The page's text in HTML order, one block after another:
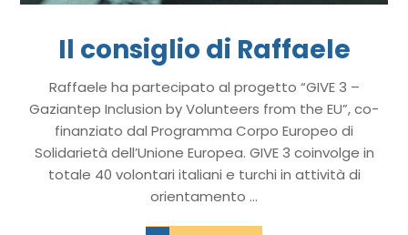
Il consiglio di Raffaele
Raffaele ha partecipato al progetto “GIVE 3 –
Gaziantep Inclusion by Volunteers from the EU”, co-
finanziato dal Programma Corpo Europeo di
Solidarietà dell’Unione Europea. GIVE 3 coinvolge in
totale 40 volontari italiani e turchi in attività di
orientamento ...